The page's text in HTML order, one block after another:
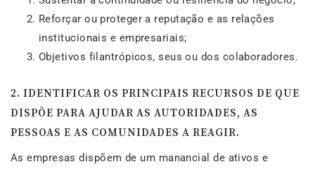
Reforçar ou proteger a reputação e as relações
institucionais e empresariais;
Objetivos filantrópicos, seus ou dos colaboradores.
2. IDENTIFICAR OS PRINCIPAIS RECURSOS DE QUE
DISPÕE PARA AJUDAR AS AUTORIDADES, AS
PESSOAS E AS COMUNIDADES A REAGIR.
As empresas dispõem de um manancial de ativos e